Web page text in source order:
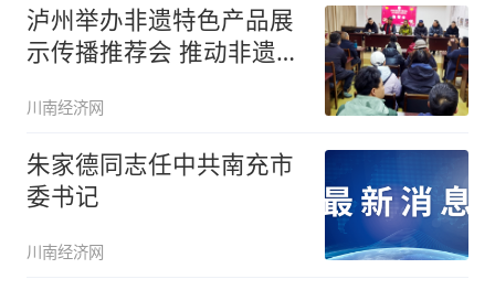
泸州举办非遗特色产品展
示传播推荐会 推动非遗与
川南经济网
朱家德同志任中共南充市
委书记
川南经济网